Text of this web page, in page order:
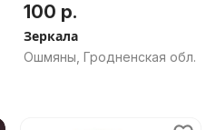
100 р.
Зеркала
Ошмяны, Гродненская обл.